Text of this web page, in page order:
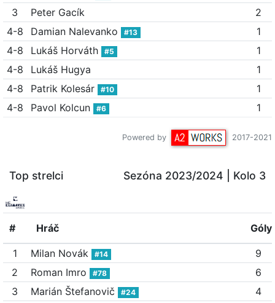
3
Peter Gacík
2
4-8
Damian Nalevanko #13
1
4-8
Lukáš Horváth #5
1
4-8
Lukáš Hugya
1
4-8
Patrik Kolesár #10
1
4-8
Pavol Kolcun #6 1
Powered by 2017-2021
Top strelci Sezóna 2023/2024 | Kolo 3
# Hráč Góly
1 Milan Novák #14
9
2
Roman Imro #78
6
3
Marián Štefanovič #24
4